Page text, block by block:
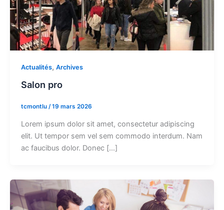
Actualités, Archives
Salon pro
tcmontlu /19 mars 2026
Lorem ipsum dolor sit amet, consectetur adipiscing
elit. Ut tempor sem vel sem commodo interdum. Nam
ac faucibus dolor. Donec […]